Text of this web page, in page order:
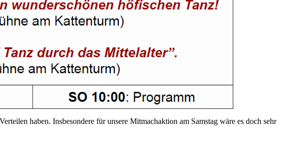
haben. Insbesondere für unsere Mitmachaktion am Samstag wäre es doch sehr